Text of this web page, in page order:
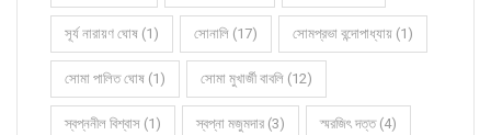
সূর্য নারায়ণ ঘোষ (1) সোনালি (17) সোমপ্রভা বন্দোপাধ্যায় (1)
সোমা পালিত ঘোষ (1) সোমা মুখার্জী বাবলি (12)
স্বপ্ননীল বিশ্বাস (1) স্বপ্না মজুমদার (3) স্মরজিৎ দত্ত (4)